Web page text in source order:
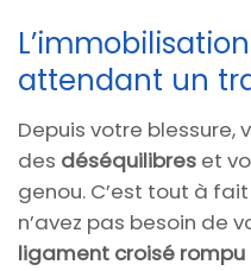
attendant un
Depuis votre blessure,
des déséquilibres et
genou. C’est tout à
n’avez pas besoin de
ligament croisé